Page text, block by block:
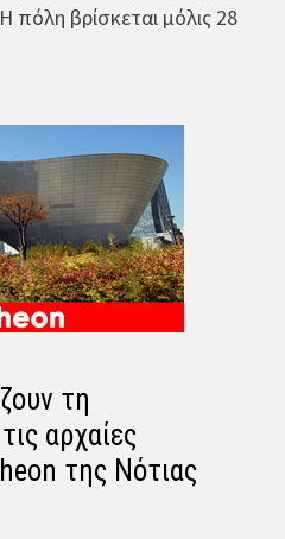
πόλη βρίσκεται μόλις 28
τη
αρχαίες
της Νότιας